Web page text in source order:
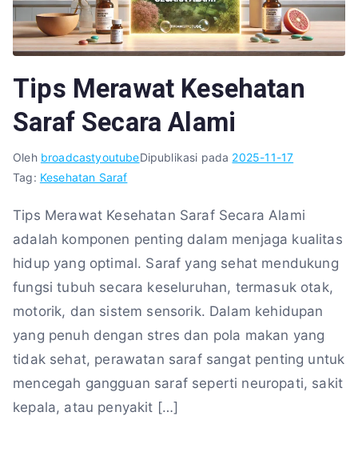
Tips Merawat Kesehatan
Saraf Secara Alami
Oleh broadcastyoutubeDipublikasi pada 2025-11-17
Tag: Kesehatan Saraf
Tips Merawat Kesehatan Saraf Secara Alami
adalah komponen penting dalam menjaga kualitas
hidup yang optimal. Saraf yang sehat mendukung
fungsi tubuh secara keseluruhan, termasuk otak,
motorik, dan sistem sensorik. Dalam kehidupan
yang penuh dengan stres dan pola makan yang
tidak sehat, perawatan saraf sangat penting untuk
mencegah gangguan saraf seperti neuropati, sakit
kepala, atau penyakit […]